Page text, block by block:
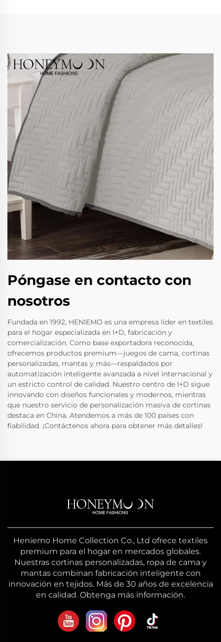
Póngase en contacto con
nosotros
Fundada en 1992, HENIEMO es una empresa líder en textiles
para el hogar especializada en I+D, fabricación y
comercialización. Como base exportadora reconocida,
ofrecemos productos premium—juegos de cama, cortinas
personalizadas, mantas y más—respaldados por
automatización inteligente avanzada a nivel internacional y
un estricto control de calidad. Nuestro centro de I+D sigue
innovando con diseños funcionales y modernos, mientras
que nuestro servicio de personalización masiva de cortinas
destaca en China. Atendemos a más de 100 países con
fiabilidad. ¡Contáctenos ahora para obtener más detalles!
Heniemo Home Collection Co., Ltd ofrece textiles
premium para el hogar en mercados globales.
Nuestras cortinas personalizadas, ropa de cama y
mantas combinan fabricación inteligente con
innovación en tejidos. Más de 30 años de excelencia
en calidad. Obtenga más información.